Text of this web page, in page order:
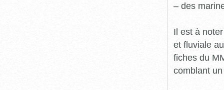
– des
Il est à
et fluviale
fiches du
comblant